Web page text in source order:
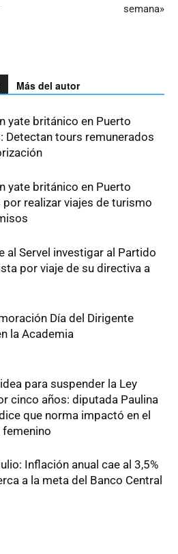
semana»
Más del autor
yate británico en Puerto
Detectan tours remunerados
yate británico en Puerto
por realizar viajes de turismo
al Servel investigar al Partido
por viaje de su directiva a
Día del Dirigente
la Academia
para suspender la Ley
cinco años: diputada Paulina
que norma impactó en el
Inflación anual cae al 3,5%
a la meta del Banco Central